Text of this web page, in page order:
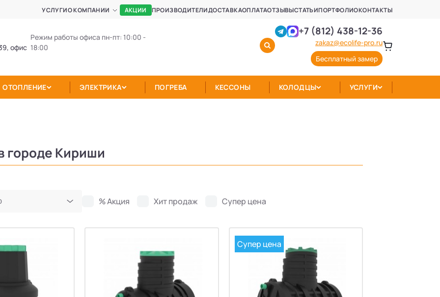
УСЛУГИО КОМПАНИИ АКЦИИ ПРОИЗВОДИТЕЛИДОСТАВКАОПЛАТАОТЗЫВЫСТАТЬИПОРТФОЛИОКОНТАКТЫ
офис
Режим работы офиса пн-пт: 10:00 -
18:00
+7 (812) 438-12-36
zakaz@ecolife-pro.ru
Бесплатный замер
ОТОПЛЕНИЕ ЭЛЕКТРИКА ПОГРЕБА КЕССОНЫ КОЛОДЦЫ УСЛУГИ
городе Кириши
% Акция Хит продаж Супер цена
Супер цена